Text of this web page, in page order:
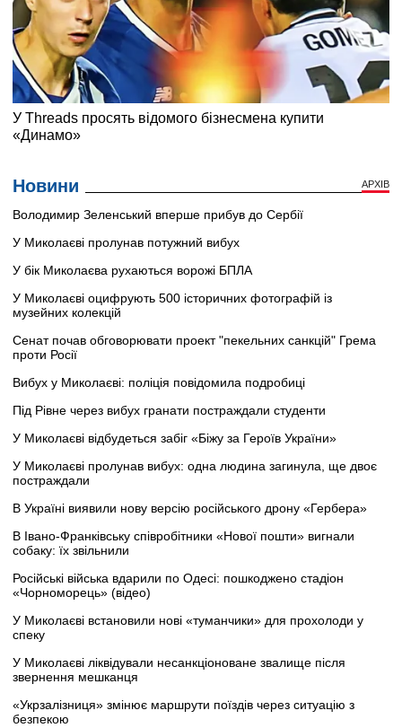
Новини АРХІВ
Володимир Зеленський вперше прибув до Сербії
У Миколаєві пролунав потужний вибух
У бік Миколаєва рухаються ворожі БПЛА
У Миколаєві оцифрують 500 історичних фотографій із
музейних колекцій
Сенат почав обговорювати проект "пекельних санкцій" Грема
проти Росії
Вибух у Миколаєві: поліція повідомила подробиці
Під Рівне через вибух гранати постраждали студенти
У Миколаєві відбудеться забіг «Біжу за Героїв України»
У Миколаєві пролунав вибух: одна людина загинула, ще двоє
постраждали
В Україні виявили нову версію російського дрону «Гербера»
В Івано-Франківську співробітники «Нової пошти» вигнали
собаку: їх звільнили
Російські війська вдарили по Одесі: пошкоджено стадіон
«Чорноморець» (відео)
У Миколаєві встановили нові «туманчики» для прохолоди у
спеку
У Миколаєві ліквідували несанкціоноване звалище після
звернення мешканця
«Укрзалізниця» змінює маршрути поїздів через ситуацію з
безпекою